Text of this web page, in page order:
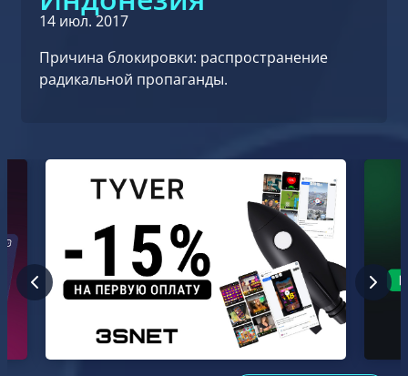
14 июл. 2017
Причина блокировки: распространение
радикальной пропаганды.